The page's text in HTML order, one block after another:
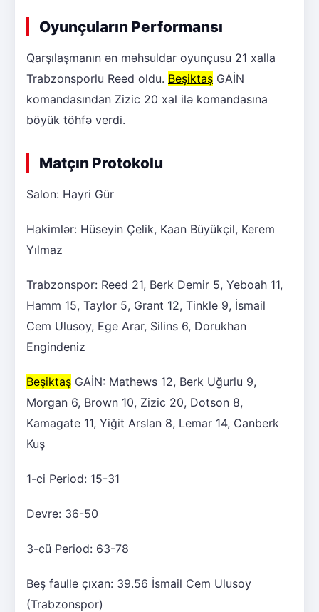
Oyunçuların Performansı
Qarşılaşmanın ən məhsuldar oyunçusu 21 xalla
Trabzonsporlu Reed oldu. Beşiktaş GAİN
komandasından Zizic 20 xal ilə komandasına
böyük töhfə verdi.
Matçın Protokolu
Salon: Hayri Gür
Hakimlər: Hüseyin Çelik, Kaan Büyükçil, Kerem
Yılmaz
Trabzonspor: Reed 21, Berk Demir 5, Yeboah 11,
Hamm 15, Taylor 5, Grant 12, Tinkle 9, İsmail
Cem Ulusoy, Ege Arar, Silins 6, Dorukhan
Engindeniz
Beşiktaş GAİN: Mathews 12, Berk Uğurlu 9,
Morgan 6, Brown 10, Zizic 20, Dotson 8,
Kamagate 11, Yiğit Arslan 8, Lemar 14, Canberk
Kuş
1-ci Period: 15-31
Devre: 36-50
3-cü Period: 63-78
Beş faulle çıxan: 39.56 İsmail Cem Ulusoy
(Trabzonspor)